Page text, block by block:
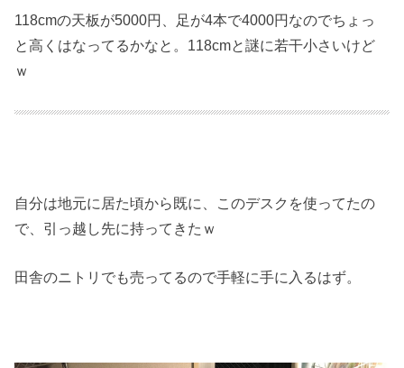
118cmの天板が5000円、足が4本で4000円なのでちょっ
と高くはなってるかなと。118cmと謎に若干小さいけど
ｗ
自分は地元に居た頃から既に、このデスクを使ってたの
で、引っ越し先に持ってきたｗ
田舎のニトリでも売ってるので手軽に手に入るはず。